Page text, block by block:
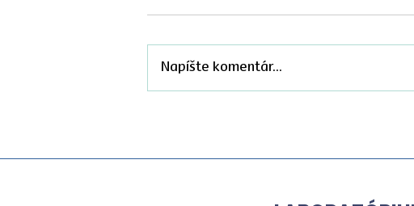
A
Napíšte komentár...